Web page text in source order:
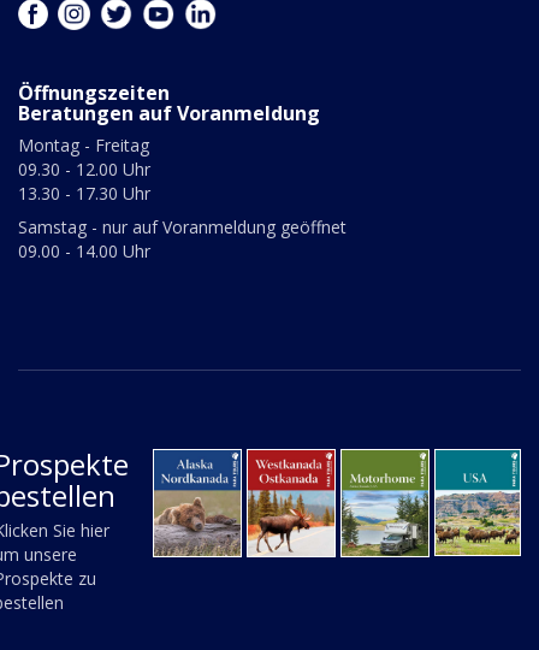
Öffnungszeiten
Beratungen auf Voranmeldung
Montag - Freitag
09.30 - 12.00 Uhr
13.30 - 17.30 Uhr
Samstag - nur auf Voranmeldung geöffnet
09.00 - 14.00 Uhr
Sie hier
unsere
zu